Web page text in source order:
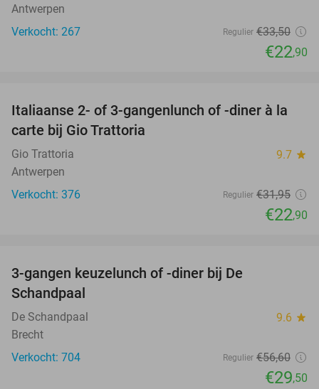
Antwerpen
Verkocht: 267
Regulier €33,50
€22,90
28%
Italiaanse 2- of 3-gangenlunch of -diner à la
carte bij Gio Trattoria
Gio Trattoria 9.7 star
Antwerpen
Verkocht: 376
Regulier €31,95
€22,90
3-gangen keuzelunch of -diner bij De
Schandpaal
De Schandpaal 9.6 star
Brecht
Verkocht: 704
Regulier €56,60
€29,50